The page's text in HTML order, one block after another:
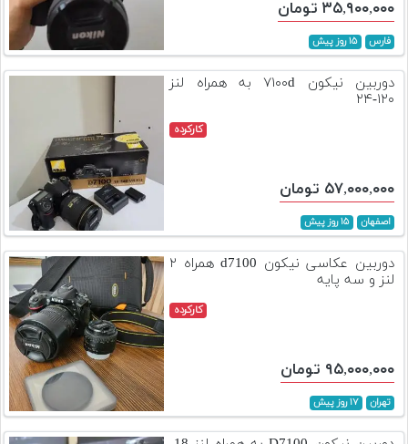
۳۵,۹۰۰,۰۰۰ تومان
فارس ۱۵ روز پیش
دوربین نیکون ۷۱۰۰d به همراه لنز
۱۲۰-۲۴
کارکرده
۵۷,۰۰۰,۰۰۰ تومان
اصفهان ۱۵ روز پیش
دوربین عکاسی نیکون d7100 همراه ۲
لنز و سه پایه
کارکرده
۹۵,۰۰۰,۰۰۰ تومان
تهران ۱۷ روز پیش